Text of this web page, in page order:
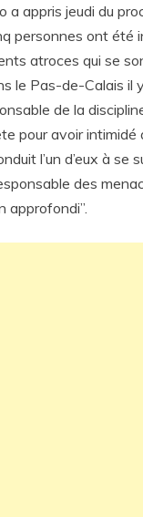
a appris jeudi du
personnes ont été
atroces qui se
le Pas-de-Calais il
de la
pour avoir
l’un d’eux à se
des
approfondi”.